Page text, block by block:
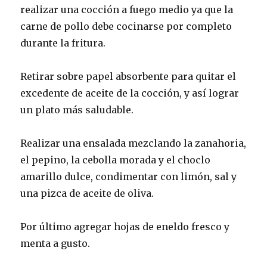
realizar una cocción a fuego medio ya que la
carne de pollo debe cocinarse por completo
durante la fritura.
Retirar sobre papel absorbente para quitar el
excedente de aceite de la cocción, y así lograr
un plato más saludable.
Realizar una ensalada mezclando la zanahoria,
el pepino, la cebolla morada y el choclo
amarillo dulce, condimentar con limón, sal y
una pizca de aceite de oliva.
Por último agregar hojas de eneldo fresco y
menta a gusto.